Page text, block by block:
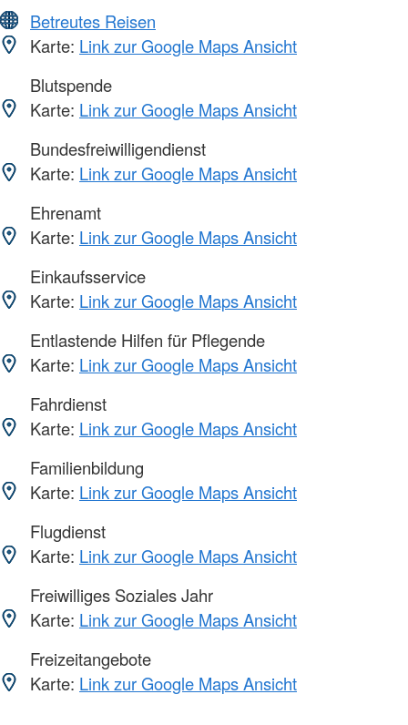
Betreutes Reisen
Karte: Link zur Google Maps Ansicht
Blutspende
Karte: Link zur Google Maps Ansicht
Bundesfreiwilligendienst
Karte: Link zur Google Maps Ansicht
Ehrenamt
Karte: Link zur Google Maps Ansicht
Einkaufsservice
Karte: Link zur Google Maps Ansicht
Entlastende Hilfen für Pflegende
Karte: Link zur Google Maps Ansicht
Fahrdienst
Karte: Link zur Google Maps Ansicht
Familienbildung
Karte: Link zur Google Maps Ansicht
Flugdienst
Karte: Link zur Google Maps Ansicht
Freiwilliges Soziales Jahr
Karte: Link zur Google Maps Ansicht
Freizeitangebote
Karte: Link zur Google Maps Ansicht